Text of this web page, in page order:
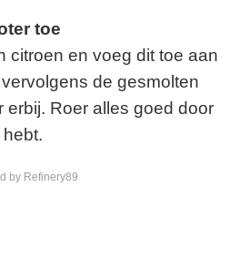
toe
citroen en voeg dit toe aan
de gesmolten
erbij. Roer alles goed door
by Refinery89